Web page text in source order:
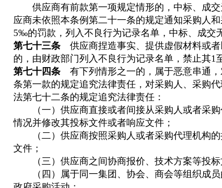
供应商有前款第一项规定情形的，中标、成交
应商未依照本条例第二十一条的规定通知采购人
5‰的罚款，列入不良行为记录名单，中标、成交
第七十三条供应商捏造事实、提供虚假材料或者
的，由财政部门列入不良行为记录名单，禁止其1
第七十四条有下列情形之一的，属于恶意串通，
条第一款的规定追究法律责任，对采购人、采购
法第七十二条的规定追究法律责任：
（一）供应商直接或者间接从采购人或者采购
情况并修改其投标文件或者响应文件；
（二）供应商按照采购人或者采购代理机构的
文件；
（三）供应商之间协商报价、技术方案等投标
（四）属于同一集团、协会、商会等组织成员